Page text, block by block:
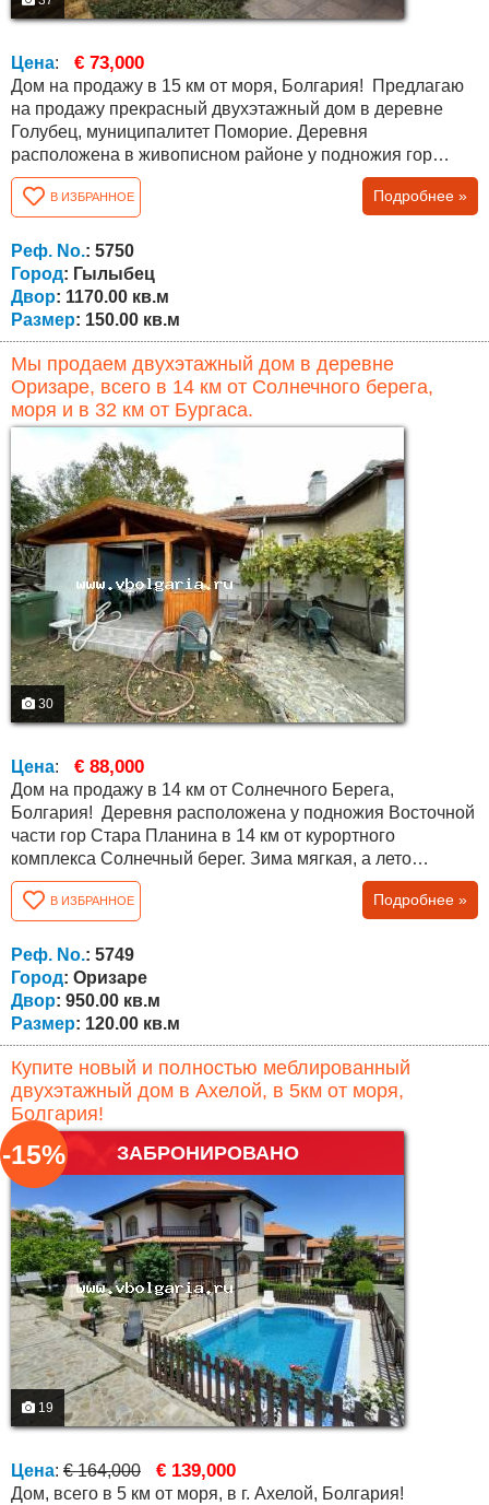
Цена: € 73,000
Дом на продажу в 15 км от моря, Болгария! Предлагаю
на продажу прекрасный двухэтажный дом в деревне
Голубец, муниципалитет Поморие. Деревня
расположена в живописном районе у подножия гор
Стара планина, всего в 15 км от курорта Солнечный
берег и в 38 км от гр. Бургас. Недвижимость имеет
общую площадь 150 кв.м. и состоит из: первого этажа ,
где есть большая комната (тип таверны) с камином,
большой салон, ванная комната с туалетом,...
В ИЗБРАННОЕ Подробнее »
Реф. No.: 5750
Город: Гылыбец
Двор: 1170.00 кв.м
Размер: 150.00 кв.м
Мы продаем двухэтажный дом в деревне
Оризаре, всего в 14 км от Солнечного берега,
моря и в 32 км от Бургаса.
30
Цена: € 88,000
Дом на продажу в 14 км от Солнечного Берега,
Болгария! Деревня расположена у подножия Восточной
части гор Стара Планина в 14 км от курортного
комплекса Солнечный берег. Зима мягкая, а лето
прохладное. Деревня большая, имеется много удобств:
детский сад, библиотека, школа и магазины. Каждый час
есть автобус до Солнечного берега. Дом имеет общую
площадь 120 кв.м. подключен к центральной
канализации! Недвижимость состоит из...
В ИЗБРАННОЕ Подробнее »
Реф. No.: 5749
Город: Оризаре
Двор: 950.00 кв.м
Размер: 120.00 кв.м
Купите новый и полностью меблированный
двухэтажный дом в Ахелой, в 5км от моря,
Болгария!
ЗАБРОНИРОВАНО
19
-15%
Цена: € 164,000 € 139,000
Дом, всего в 5 км от моря, в г. Ахелой, Болгария!